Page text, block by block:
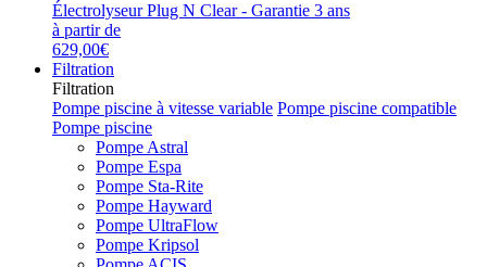
Électrolyseur Plug N Clear - Garantie 3 ans
à partir de
629,00€
Filtration
Filtration
Pompe piscine à vitesse variable Pompe piscine compatible
Pompe piscine
Pompe Astral
Pompe Espa
Pompe Sta-Rite
Pompe Hayward
Pompe UltraFlow
Pompe Kripsol